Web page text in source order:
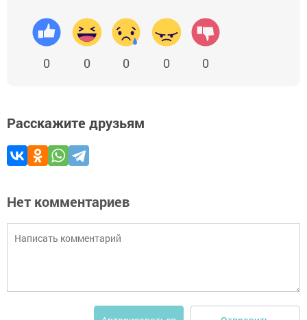
0 0 0 0 0
Расскажите друзьям
Нет комментариев